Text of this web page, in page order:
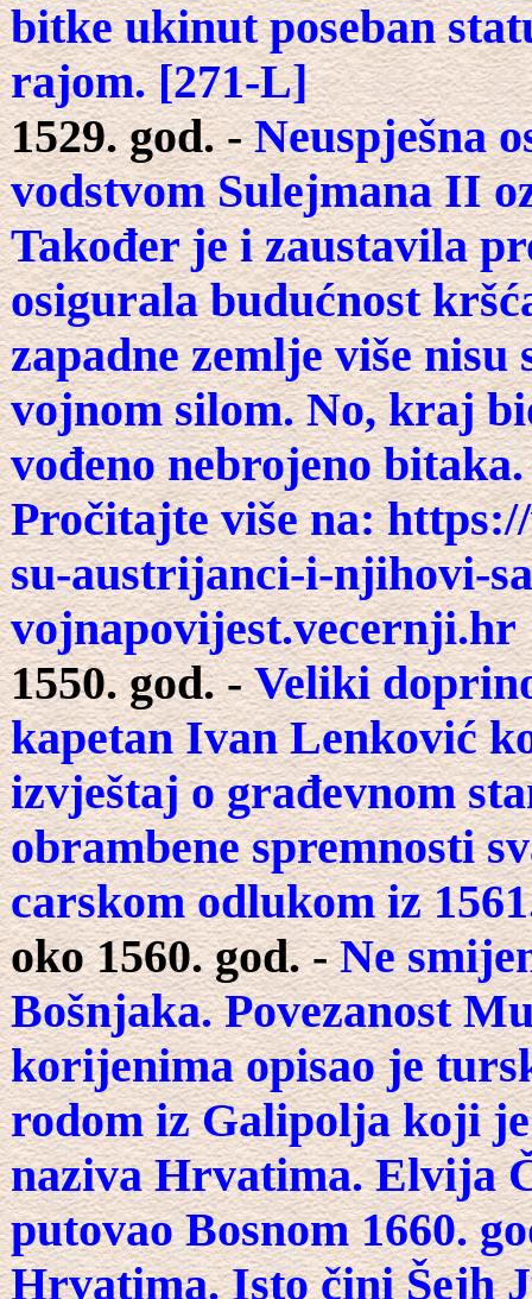
bitke ukinut poseban
rajom. [271-L]
1529. god. -Neuspješna
vodstvom Sulejmana II
Također je i zaustavila
osigurala budućnost
zapadne zemlje više
vojnom silom. No, kraj
vođeno nebrojeno bitaka.
Pročitajte više na:
su-austrijanci-i-njihovi-
vojnapovijest.vecernji.hr
1550. god. -Veliki
kapetan Ivan Lenković
izvještaj o građevnom
obrambene spremnosti
carskom odlukom iz
oko 1560. god. -Ne
Bošnjaka. Povezanost
korijenima opisao je
rodom iz Galipolja koji
naziva Hrvatima. Elvija
putovao Bosnom 1660.
Hrvatima. Isto čini Šejh